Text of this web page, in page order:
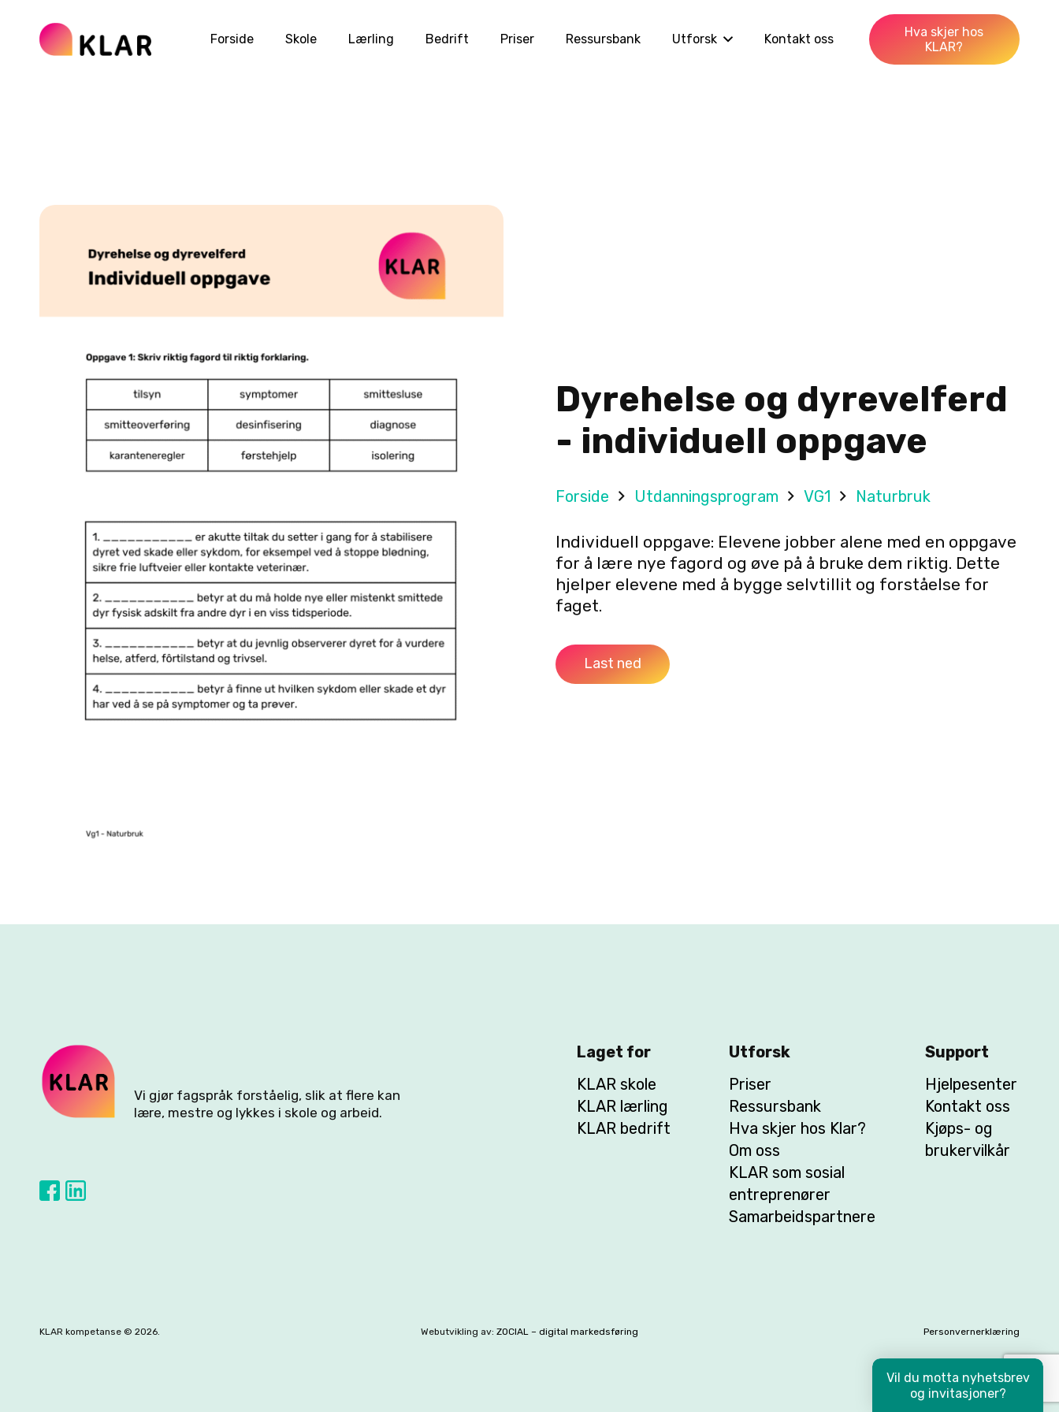
Forside Skole Lærling Bedrift Priser Ressursbank Utforsk Kontakt oss
Hva skjer hos
KLAR?
Dyrehelse og dyrevelferd
- individuell oppgave
Forside Utdanningsprogram VG1 Naturbruk
Individuell oppgave: Elevene jobber alene med en oppgave
for å lære nye fagord og øve på å bruke dem riktig. Dette
hjelper elevene med å bygge selvtillit og forståelse for
faget.
Last ned
Vi gjør fagspråk forståelig, slik at flere kan
lære, mestre og lykkes i skole og arbeid.
Laget for
KLAR skole
KLAR lærling
KLAR bedrift
Utforsk
Priser
Ressursbank
Hva skjer hos Klar?
Om oss
KLAR som sosial
entreprenører
Samarbeidspartnere
Support
Hjelpesenter
Kontakt oss
Kjøps- og
brukervilkår
KLAR kompetanse © 2026. Webutvikling av: ZOCIAL – digital markedsføring Personvernerklæring
Vil du motta nyhetsbrev
og invitasjoner?